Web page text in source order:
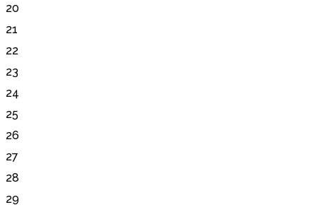
20
21
22
23
24
25
26
27
28
29